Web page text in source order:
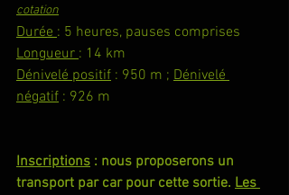
cotation
Durée : 5 heures, pauses comprises
Longueur : 14 km
Dénivelé positif : 950 m ; Dénivelé
négatif : 926 m
Inscriptions : nous proposerons un
transport par car pour cette sortie. Les